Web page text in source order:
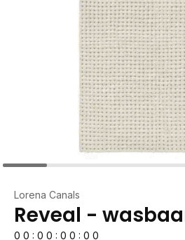
Lorena Canals
Reveal -
0 0 : 0 0 : 0 0 : 0 0